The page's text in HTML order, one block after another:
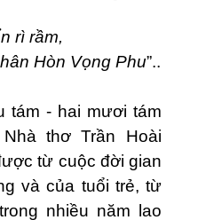
rì rầm,
Hòn Vọng Phu”..
tám - hai mươi tám
thơ Trần Hoài
từ cuộc đời gian
và của tuổi trẻ, từ
nhiều năm lao